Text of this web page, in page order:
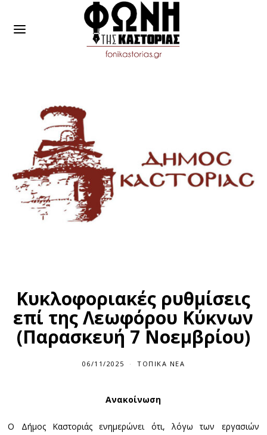
Κυκλοφοριακές ρυθμίσεις
επί της Λεωφόρου Κύκνων
(Παρασκευή 7 Νοεμβρίου)
06/11/2025 ΤΟΠΙΚΆ ΝΈΑ
Ανακοίνωση
Ο Δήμος Καστοριάς ενημερώνει ότι, λόγω των εργασιών